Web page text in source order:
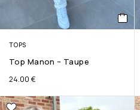
TOPS
Top Manon – Taupe
24.00 €